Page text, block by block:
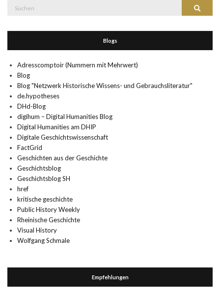
Suche
Suchen
Blogs
Adresscomptoir (Nummern mit Mehrwert)
Blog
Blog "Netzwerk Historische Wissens- und Gebrauchsliteratur"
de.hypotheses
DHd-Blog
digihum – Digital Humanities Blog
Digital Humanities am DHIP
Digitale Geschichtswissenschaft
FactGrid
Geschichten aus der Geschichte
Geschichtsblog
Geschichtsblog SH
href
kritische geschichte
Public History Weekly
Rheinische Geschichte
Visual History
Wolfgang Schmale
Empfehlungen